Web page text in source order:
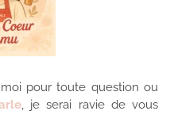
pour toute question ou
, je serai ravie de vous